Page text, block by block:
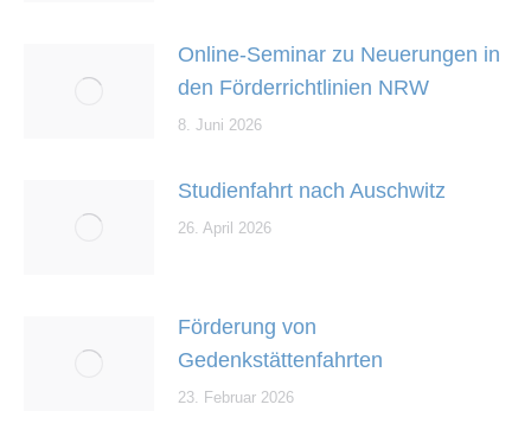
Online-Seminar zu Neuerungen in
den Förderrichtlinien NRW
8. Juni 2026
Studienfahrt nach Auschwitz
26. April 2026
Förderung von
Gedenkstättenfahrten
23. Februar 2026